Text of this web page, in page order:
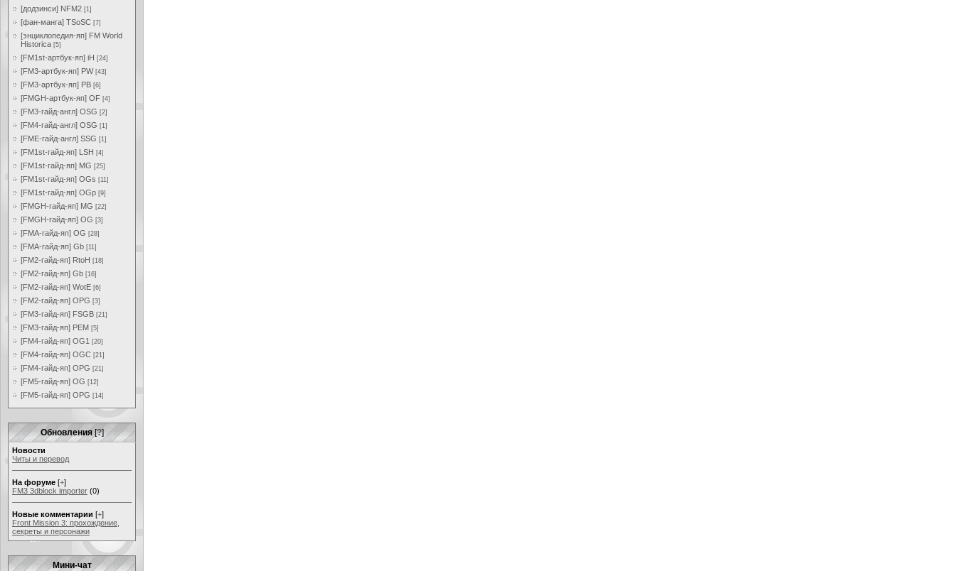
[додзинси] NFM2 [1]
[фан-манга] TSoSC [7]
[энциклопедия-яп] FM World
Historica [5]
[FM1st-артбук-яп] iH [24]
[FM3-артбук-яп] PW [43]
[FM3-артбук-яп] PB [6]
[FMGH-артбук-яп] OF [4]
[FM3-гайд-англ] OSG [2]
[FM4-гайд-англ] OSG [1]
[FME-гайд-англ] SSG [1]
[FM1st-гайд-яп] LSH [4]
[FM1st-гайд-яп] MG [25]
[FM1st-гайд-яп] OGs [11]
[FM1st-гайд-яп] OGp [9]
[FMGH-гайд-яп] MG [22]
[FMGH-гайд-яп] OG [3]
[FMA-гайд-яп] OG [28]
[FMA-гайд-яп] Gb [11]
[FM2-гайд-яп] RtoH [18]
[FM2-гайд-яп] Gb [16]
[FM2-гайд-яп] WotE [6]
[FM2-гайд-яп] OPG [3]
[FM3-гайд-яп] FSGB [21]
[FM3-гайд-яп] PEM [5]
[FM4-гайд-яп] OG1 [20]
[FM4-гайд-яп] OGC [21]
[FM4-гайд-яп] OPG [21]
[FM5-гайд-яп] OG [12]
[FM5-гайд-яп] OPG [14]
Обновления [?]
Новости
Читы и перевод
На форуме [+]
FM3 3dblock importer (0)
Новые комментарии [+]
Front Mission 3: прохождение,
секреты и персонажи
Мини-чат